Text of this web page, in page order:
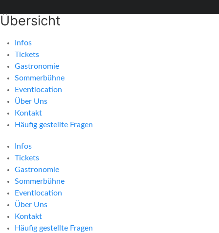
Übersicht
Infos
Tickets
Gastronomie
Sommerbühne
Eventlocation
Über Uns
Kontakt
Häufig gestellte Fragen
Infos
Tickets
Gastronomie
Sommerbühne
Eventlocation
Über Uns
Kontakt
Häufig gestellte Fragen